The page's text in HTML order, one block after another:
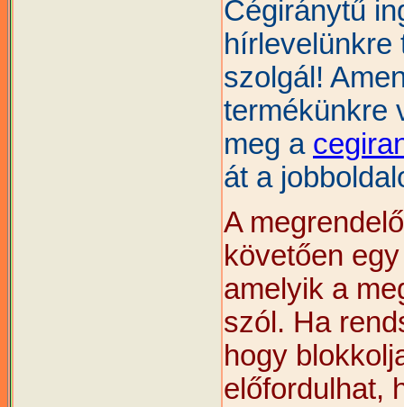
Cégiránytű
hírlevelünkre
szolgál!
termékünkre
meg a
át a
A
követően
amelyik a
szól. Ha
hogy
előfordulhat,